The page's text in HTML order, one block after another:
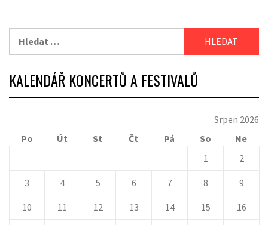
KALENDÁŘ KONCERTŮ A FESTIVALŮ
Srpen 2026
Po
Út St Čt Pá So
Ne
1
2
3 4 5 6 7 8 9
10 11 12 13 14 15 16